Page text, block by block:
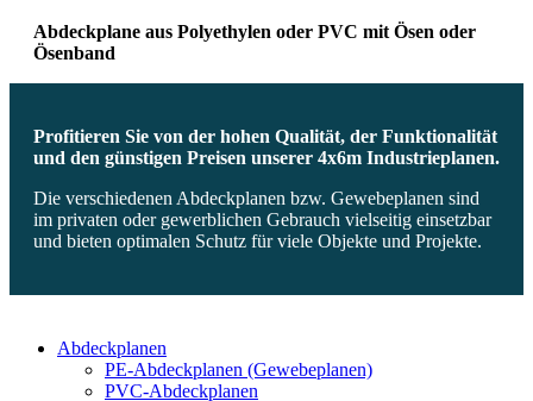
Abdeckplane aus Polyethylen oder PVC mit Ösen oder
Ösenband
Profitieren Sie von der hohen Qualität, der Funktionalität
und den günstigen Preisen unserer 4x6m Industrieplanen.
Die verschiedenen Abdeckplanen bzw. Gewebeplanen sind
im privaten oder gewerblichen Gebrauch vielseitig einsetzbar
und bieten optimalen Schutz für viele Objekte und Projekte.
Abdeckplanen
PE-Abdeckplanen (Gewebeplanen)
PVC-Abdeckplanen